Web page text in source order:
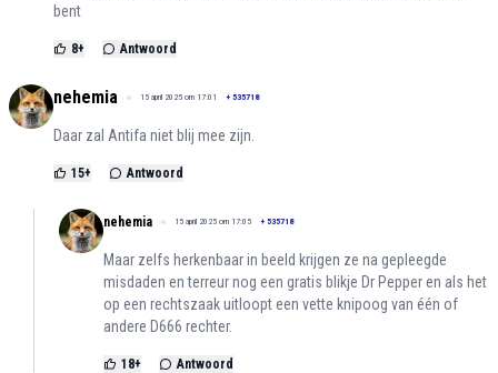
bent
8+ Antwoord
nehemia 15 april 2025 om 17:01 + 535718
Daar zal Antifa niet blij mee zijn.
15+ Antwoord
nehemia 15 april 2025 om 17:05 + 535718
Maar zelfs herkenbaar in beeld krijgen ze na gepleegde
misdaden en terreur nog een gratis blikje Dr Pepper en als het
op een rechtszaak uitloopt een vette knipoog van één of
andere D666 rechter.
18+ Antwoord